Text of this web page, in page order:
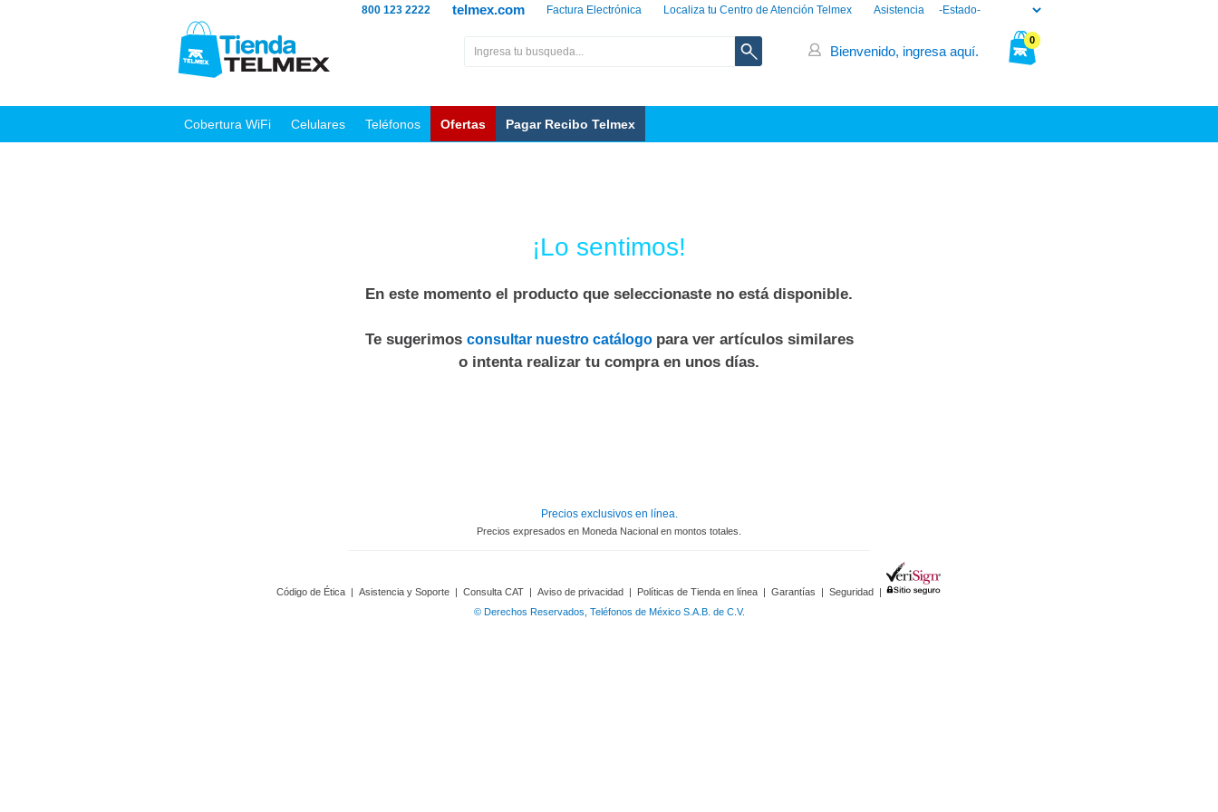
Asistencia
Localiza tu Centro de Atención Telmex
Factura Electrónica
telmex.com
800 123 2222
0
Bienvenido, ingresa aquí.
Cobertura WiFi Celulares Teléfonos Ofertas Pagar Recibo Telmex
¡Lo sentimos!
En este momento el producto que seleccionaste no está disponible.
Te sugerimos consultar nuestro catálogo para ver artículos similares
o intenta realizar tu compra en unos días.
Precios exclusivos en línea.
Precios expresados en Moneda Nacional en montos totales.
Código de Ética | Asistencia y Soporte | Consulta CAT | Aviso de privacidad | Políticas de Tienda en línea | Garantías | Seguridad |
© Derechos Reservados, Teléfonos de México S.A.B. de C.V.